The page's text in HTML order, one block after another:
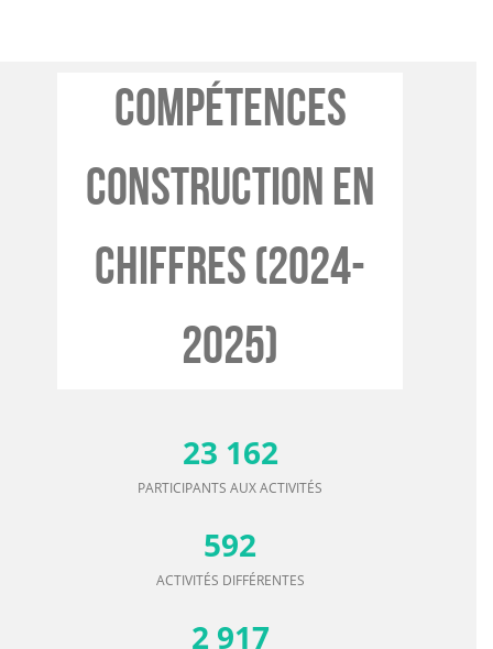
Compétences
construction En
Chiffres (2024-
2025)
23 162
PARTICIPANTS AUX ACTIVITÉS
592